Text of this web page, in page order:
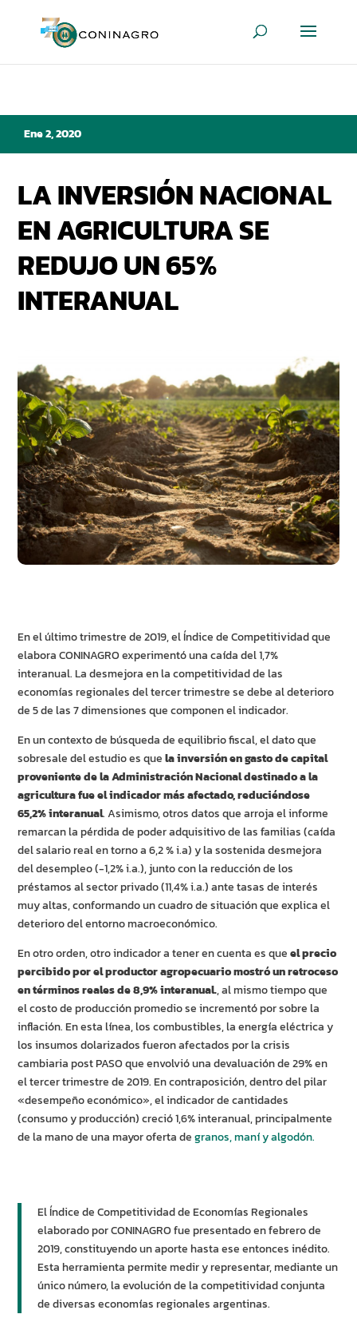
Ene 2, 2020
LA INVERSIÓN NACIONAL
EN AGRICULTURA SE
REDUJO UN 65%
INTERANUAL
En el último trimestre de 2019, el Índice de Competitividad que
elabora CONINAGRO experimentó una caída del 1,7%
interanual. La desmejora en la competitividad de las
economías regionales del tercer trimestre se debe al deterioro
de 5 de las 7 dimensiones que componen el indicador.
En un contexto de búsqueda de equilibrio fiscal, el dato que
sobresale del estudio es quela inversión en gasto de capital
proveniente de la Administración Nacional destinado a la
agricultura fue el indicador más afectado, reduciéndose
65,2% interanual. Asimismo, otros datos que arroja el informe
remarcan la pérdida de poder adquisitivo de las familias (caída
del salario real en torno a 6,2 % i.a) y la sostenida desmejora
del desempleo (-1,2% i.a.), junto con la reducción de los
préstamos al sector privado (11,4% i.a.) ante tasas de interés
muy altas, conformando un cuadro de situación que explica el
deterioro del entorno macroeconómico.
En otro orden, otro indicador a tener en cuenta es queel precio
percibido por el productor agropecuario mostró un retroceso
en términos reales de 8,9% interanual., al mismo tiempo que
el costo de producción promedio se incrementó por sobre la
inflación. En esta línea, los combustibles, la energía eléctrica y
los insumos dolarizados fueron afectados por la crisis
cambiaria post PASO que envolvió una devaluación de 29% en
el tercer trimestre de 2019. En contraposición, dentro del pilar
«desempeño económico», el indicador de cantidades
(consumo y producción) creció 1,6% interanual, principalmente
de la mano de una mayor oferta degranos, maní y algodón.
El Índice de Competitividad de Economías Regionales
elaborado por CONINAGRO fue presentado en febrero de
2019, constituyendo un aporte hasta ese entonces inédito.
Esta herramienta permite medir y representar, mediante un
único número, la evolución de la competitividad conjunta
de diversas economías regionales argentinas.